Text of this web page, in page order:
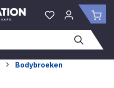
Je hebt 0 items
Bodybroeken